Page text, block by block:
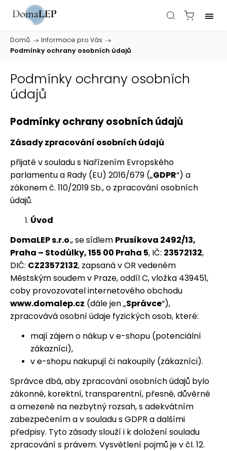
Domů / Informace pro Vás /
Podmínky ochrany osobních údajů
Podmínky ochrany osobních
údajů
Podmínky ochrany osobních údajů
Zásady zpracování osobních údajů
přijaté v souladu s Nařízením Evropského
parlamentu a Rady (EU) 2016/679 („GDPR“) a
zákonem č. 110/2019 Sb., o zpracování osobních
údajů.
Úvod
DomaLEP s.r.o., se sídlem Prusíkova 2492/13,
Praha – Stodůlky, 155 00 Praha 5, IČ: 23572132,
DIČ: CZ23572132, zapsaná v OR vedeném
Městským soudem v Praze, oddíl C, vložka 439451,
coby provozovatel internetového obchodu
www.domalep.cz (dále jen „Správce“),
zpracovává osobní údaje fyzických osob, které:
mají zájem o nákup v e-shopu (potenciální
zákazníci),
v e-shopu nakupují či nakoupily (zákazníci).
Správce dbá, aby zpracování osobních údajů bylo
zákonné, korektní, transparentní, přesné, důvěrné
a omezené na nezbytný rozsah, s adekvátním
zabezpečením a v souladu s GDPR a dalšími
předpisy. Tyto zásady slouží i k doložení souladu
zpracování s právem. Vysvětlení pojmů je v čl. 12.